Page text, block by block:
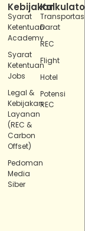
Kebijakan
Syarat
Ketentuan
Academy
Syarat
Ketentuan
Jobs
Legal &
Kebijakan
Layanan
(REC &
Carbon
Offset)
Pedoman
Media
Siber
Darat
REC
Flight
Hotel
Potensi
REC